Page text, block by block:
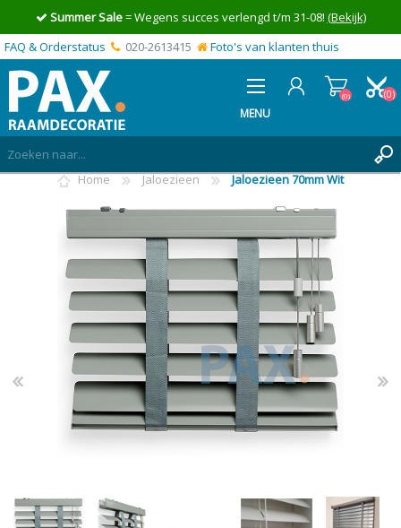
Summer Sale= Wegens succes verlengd t/m 31-08! (Bekijk)
FAQ & Orderstatus
020-2613415 Foto's van klanten thuis
MENU
(0)
(0)
Home Jaloezieen Jaloezieen 70mm Wit